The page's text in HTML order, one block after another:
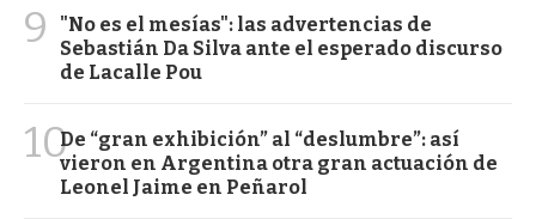
9
"No es el mesías": las advertencias de
Sebastián Da Silva ante el esperado discurso
de Lacalle Pou
10De “gran exhibición” al “deslumbre”: así
vieron en Argentina otra gran actuación de
Leonel Jaime en Peñarol